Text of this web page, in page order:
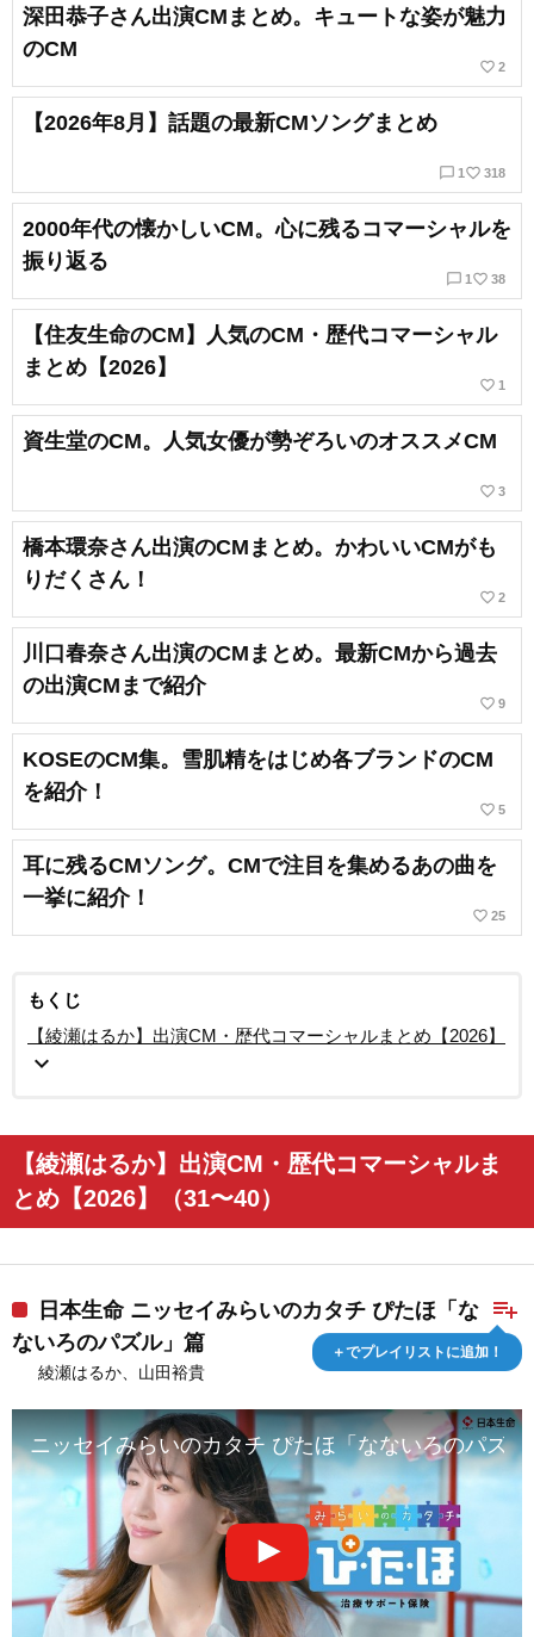
深田恭子さん出演CMまとめ。キュートな姿が魅力
のCM
favorite_border 2
【2026年8月】話題の最新CMソングまとめ
chat_bubble_outline 1 favorite_border 318
2000年代の懐かしいCM。心に残るコマーシャルを
振り返る
chat_bubble_outline 1 favorite_border 38
【住友生命のCM】人気のCM・歴代コマーシャル
まとめ【2026】
favorite_border 1
資生堂のCM。人気女優が勢ぞろいのオススメCM
favorite_border 3
橋本環奈さん出演のCMまとめ。かわいいCMがも
りだくさん！
favorite_border 2
川口春奈さん出演のCMまとめ。最新CMから過去
の出演CMまで紹介
favorite_border 9
KOSEのCM集。雪肌精をはじめ各ブランドのCM
を紹介！
favorite_border 5
耳に残るCMソング。CMで注目を集めるあの曲を
一挙に紹介！
favorite_border 25
もくじ
【綾瀬はるか】出演CM・歴代コマーシャルまとめ【2026】
expand_more
【綾瀬はるか】出演CM・歴代コマーシャルま
とめ【2026】（31〜40）
playlist_add
＋でプレイリストに追加！
日本生命 ニッセイみらいのカタチ ぴたほ「な
ないろのパズル」篇
綾瀬はるか、山田裕貴
ニッセイみらいのカタチ ぴたほ「なないろのパズル